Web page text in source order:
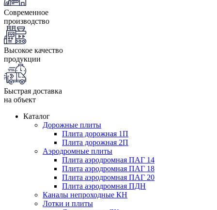
Современное
производство
Высокое качество
продукции
Быстрая доставка
на объект
Каталог
Дорожные плиты
Плита дорожная 1П
Плита дорожная 2П
Аэродромные плиты
Плита аэродромная ПАГ 14
Плита аэродромная ПАГ 18
Плита аэродромная ПАГ 20
Плита аэродромная ПДН
Каналы непроходные КН
Лотки и плиты